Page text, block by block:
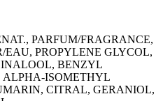
PARFUM/FRAGRANCE,
EAU, PROPYLENE GLYCOL,
BENZYL
ALPHA-ISOMETHYL
CITRAL, GERANIOL,